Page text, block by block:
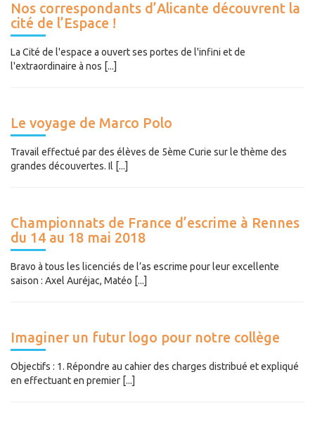
Nos correspondants d’Alicante découvrent la
cité de l’Espace !
La Cité de l'espace a ouvert ses portes de l'infini et de
l'extraordinaire à nos [...]
Le voyage de Marco Polo
Travail effectué par des élèves de 5ème Curie sur le thème des
grandes découvertes. Il [...]
Championnats de France d’escrime à Rennes
du 14 au 18 mai 2018
Bravo à tous les licenciés de l’as escrime pour leur excellente
saison : Axel Auréjac, Matéo [...]
Imaginer un futur logo pour notre collège
Objectifs : 1. Répondre au cahier des charges distribué et expliqué
en effectuant en premier [...]